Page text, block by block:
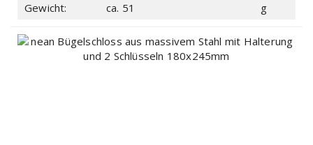
Gewicht:
ca. 51 g